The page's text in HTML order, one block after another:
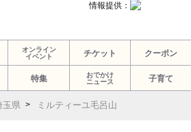
情報提供：
オンライン
イベント
チケット クーポン
特集
おでかけ
ニュース
子育て
玉県 ミルティーユ毛呂山